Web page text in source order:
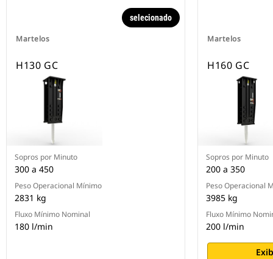
Martelos
selecionado
H130 GC
Sopros por Minuto
300 a 450
Peso Operacional Mínimo
2831 kg
Fluxo Mínimo Nominal
180 l/min
Martelos
H160 GC
Sopros por Minuto
200 a 350
Peso Operacional
3985 kg
Fluxo Mínimo
200 l/min